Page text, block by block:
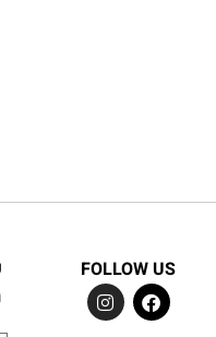
FOLLOW US